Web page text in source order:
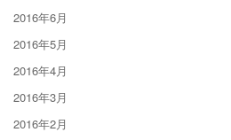
2016年6月
2016年5月
2016年4月
2016年3月
2016年2月